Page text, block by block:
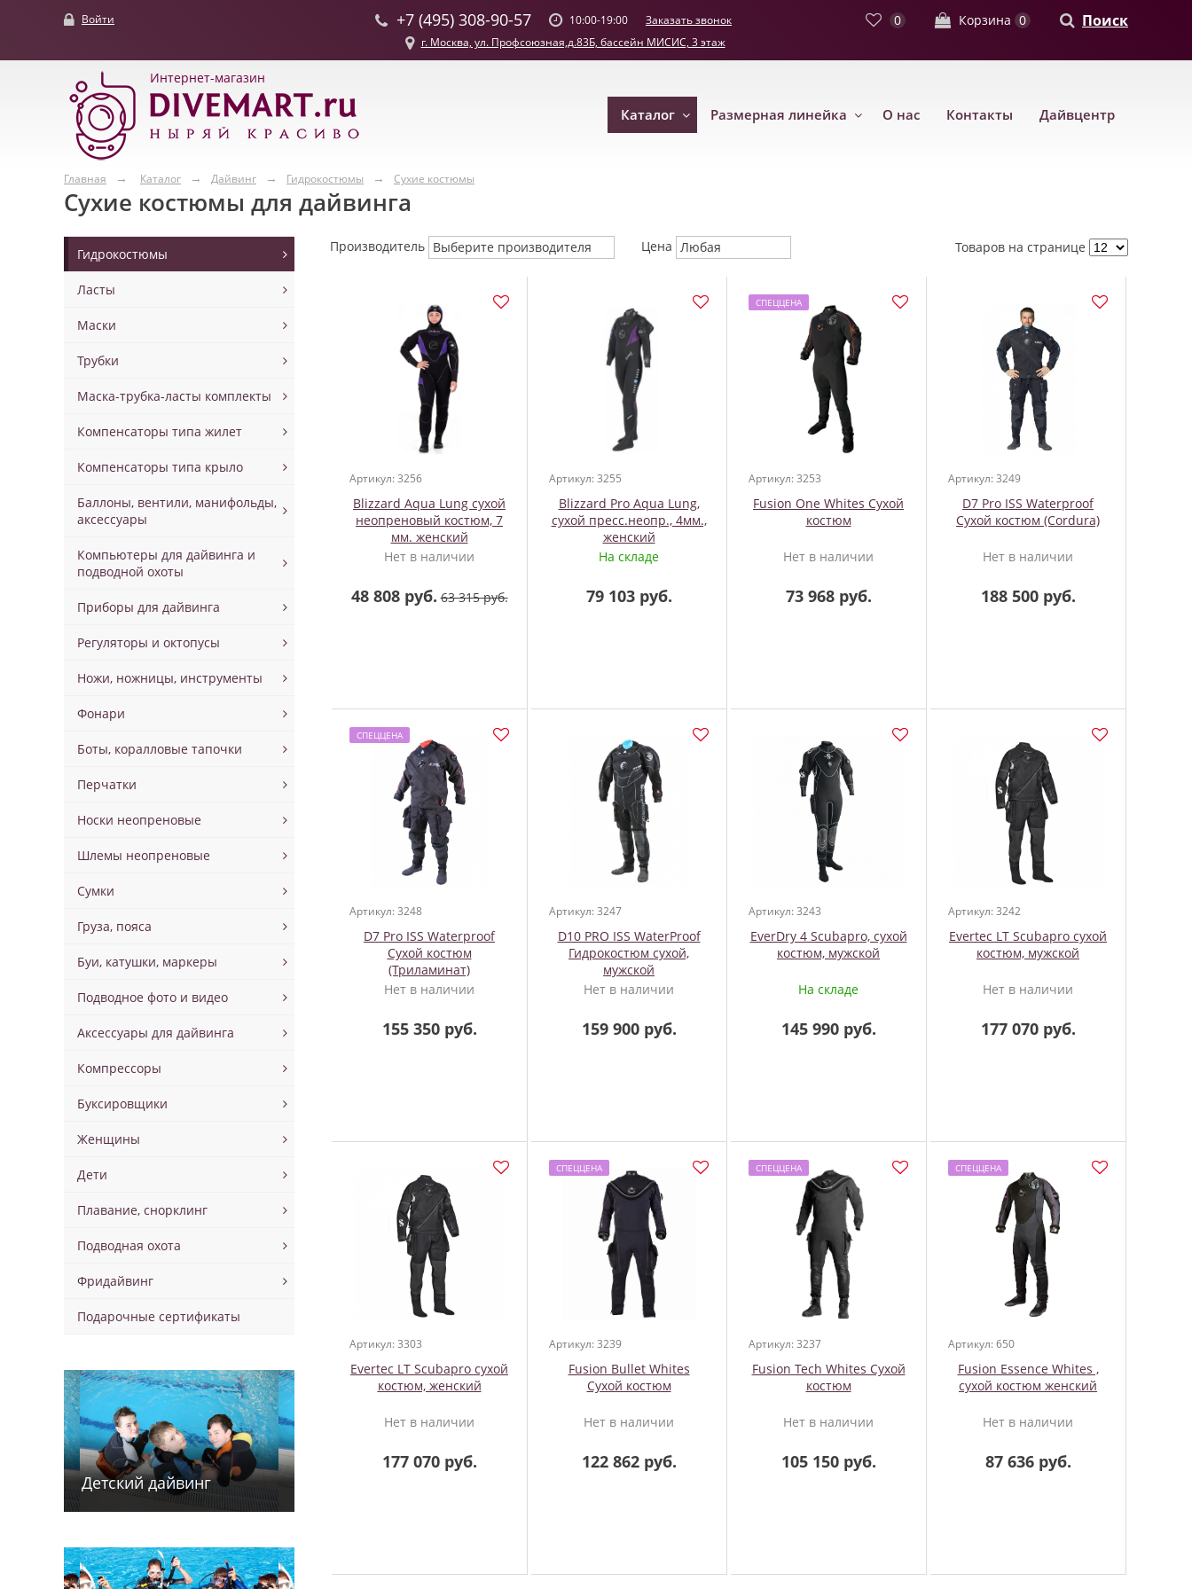
Войти +7 (495) 308-90-57 10:00-19:00 Заказать звонок 0 Корзина 0 Поиск
г. Москва, ул. Профсоюзная,д.83Б, бассейн МИСИС, 3 этаж
Интернет-магазин
Каталог Размерная линейка О нас Контакты Дайвцентр
Главная Каталог Дайвинг Гидрокостюмы Сухие костюмы
Сухие костюмы для дайвинга
Гидрокостюмы
Ласты
Маски
Трубки
Маска-трубка-ласты комплекты
Компенсаторы типа жилет
Компенсаторы типа крыло
Баллоны, вентили, манифольды,
аксессуары
Компьютеры для дайвинга и
подводной охоты
Приборы для дайвинга
Регуляторы и октопусы
Ножи, ножницы, инструменты
Фонари
Боты, коралловые тапочки
Перчатки
Носки неопреновые
Шлемы неопреновые
Сумки
Груза, пояса
Буи, катушки, маркеры
Подводное фото и видео
Аксессуары для дайвинга
Компрессоры
Буксировщики
Женщины
Дети
Плавание, снорклинг
Подводная охота
Фридайвинг
Подарочные сертификаты
Детский дайв­­инг
Производитель Выберите производителя Цена Любая Товаров на странице
Артикул: 3256
Blizzard Aqua Lung сухой
неопреновый костюм, 7
мм. женский
Нет в наличии
48 808 руб. 63 315 руб.
Артикул: 3255
Blizzard Pro Aqua Lung,
сухой пресс.неопр., 4мм.,
женский
На складе
79 103 руб.
СПЕЦЦЕНА
Артикул: 3253
Fusion One Whites Сухой
костюм
Нет в наличии
73 968 руб.
Артикул: 3249
D7 Pro ISS Waterproof
Сухой костюм (Cordura)
Нет в наличии
188 500 руб.
СПЕЦЦЕНА
Артикул: 3248
D7 Pro ISS Waterproof
Сухой костюм
(Триламинат)
Нет в наличии
155 350 руб.
Артикул: 3247
D10 PRO ISS WaterProof
Гидрокостюм сухой,
мужской
Нет в наличии
159 900 руб.
Артикул: 3243
EverDry 4 Scubapro, сухой
костюм, мужской
На складе
145 990 руб.
Артикул: 3242
Evertec LT Scubapro сухой
костюм, мужской
Нет в наличии
177 070 руб.
Артикул: 3303
Evertec LT Scubapro сухой
костюм, женский
Нет в наличии
177 070 руб.
СПЕЦЦЕНА
Артикул: 3239
Fusion Bullet Whites
Сухой костюм
Нет в наличии
122 862 руб.
СПЕЦЦЕНА
Артикул: 3237
Fusion Tech Whites Сухой
костюм
Нет в наличии
105 150 руб.
СПЕЦЦЕНА
Артикул: 650
Fusion Essence Whites ,
cухой костюм женский
Нет в наличии
87 636 руб.